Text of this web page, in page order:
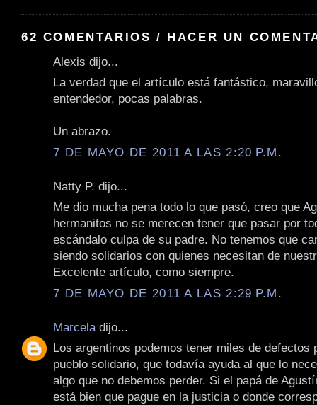
62 COMENTARIOS / HACER UN
Alexis dijo...
La verdad que el artículo está fantástico,
entendedor, pocas palabras.
Un abrazo.
7 DE MAYO DE 2011 A LAS 2:20 P.M.
Natty P. dijo...
Me dio mucha pena todo lo que pasó, creo que
hermanitos no se merecen tener que pasar por
escándalo culpa de su padre. No tenemos que
siendo solidarios con quienes necesitan de
Excelente artículo, como siempre.
7 DE MAYO DE 2011 A LAS 2:29 P.M.
Marcela dijo...
Los argentinos podemos tener miles de defectos
pueblo solidario, que todavía ayuda al que lo
algo que no debemos perder. Si el papá de
está bien que pague en la justicia o donde